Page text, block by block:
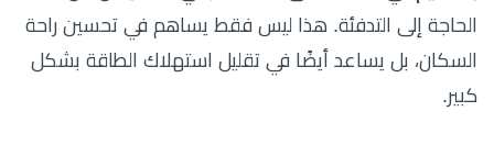
الحاجة إلى التدفئة. هذا ليس فقط يساهم في تحسين راحة
السكان، بل يساعد أيضًا في تقليل استهلاك الطاقة بشكل
كبير.